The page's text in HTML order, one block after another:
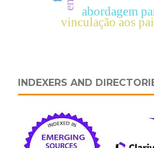
abordagem
vinculação aos
INDEXERS AND